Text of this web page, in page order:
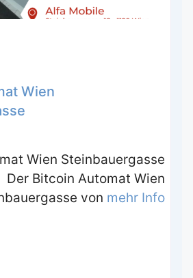
Wien
Wien Steinbauergasse
Der Bitcoin Automat Wien
von mehr Info